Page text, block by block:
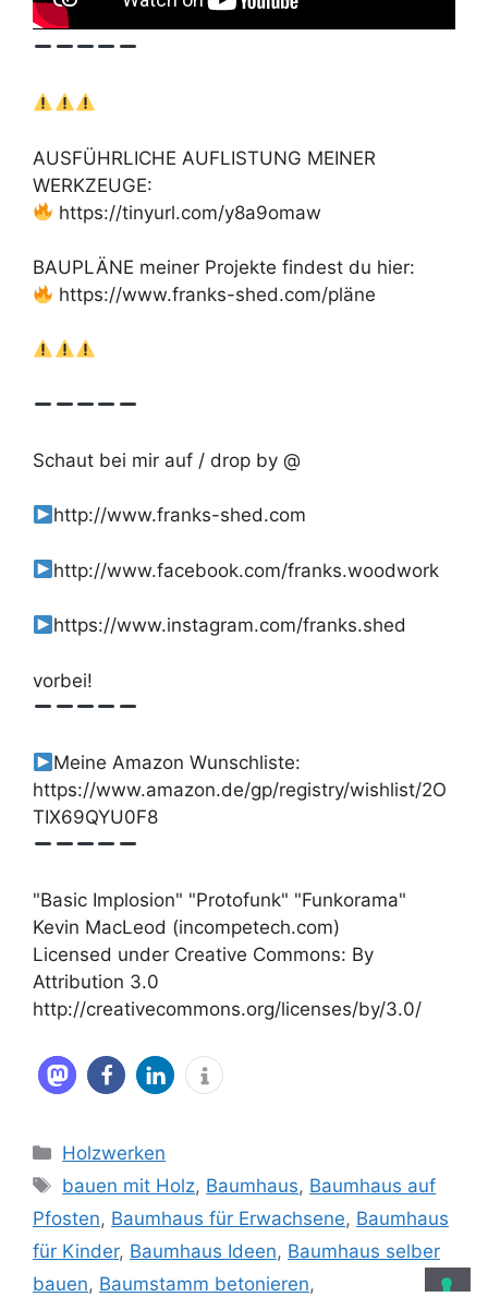
AUSFÜHRLICHE AUFLISTUNG MEINER
WERKZEUGE:
https://tinyurl.com/y8a9omaw
BAUPLÄNE meiner Projekte findest du hier:
https://www.franks-shed.com/pläne
Schaut bei mir auf / drop by @
http://www.franks-shed.com
http://www.facebook.com/franks.woodwork
https://www.instagram.com/franks.shed
vorbei!
Meine Amazon Wunschliste:
https://www.amazon.de/gp/registry/wishlist/2O
TIX69QYU0F8
"Basic Implosion" "Protofunk" "Funkorama"
Kevin MacLeod (incompetech.com)
Licensed under Creative Commons: By
Attribution 3.0
http://creativecommons.org/licenses/by/3.0/
Kategorien
Holzwerken
Schlagwörter
bauen mit Holz, Baumhaus, Baumhaus auf
Pfosten, Baumhaus für Erwachsene, Baumhaus
für Kinder, Baumhaus Ideen, Baumhaus selber
bauen, Baumstamm betonieren,